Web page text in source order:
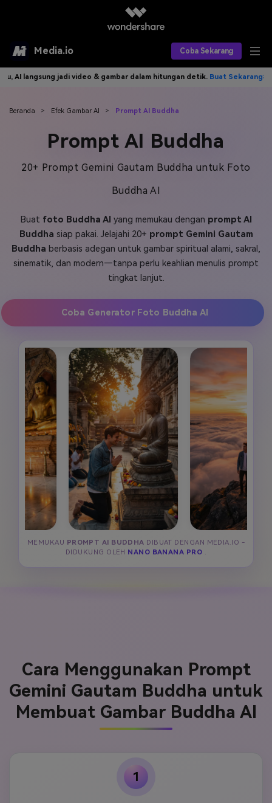
Media.io Coba Sekarang
Alat AI
AI Video
AI Gambar
AI Audio
Produk AI
Asisten Video AI
Editor Video AI
Editor Audio AI
Find More Solutions >>
Efek Video
Sumber Daya
Panduan Pengguna Apa yang Baru
FAQs Hubungi Kami
Postingan Terbaru
Jelajahi Lebih Banyak >>
Veo3 TOP
jadi video & gambar dalam hitungan detik.Buat Sekarang>>
Beranda > Efek Gambar AI > Prompt AI Buddha
Prompt AI Buddha
20+ Prompt Gemini Gautam Buddha untuk Foto
Buddha AI
Buat foto Buddha AI yang memukau dengan prompt AI
Buddha siap pakai. Jelajahi 20+ prompt Gemini Gautam
Buddha berbasis adegan untuk gambar spiritual alami, sakral,
sinematik, dan modern—tanpa perlu keahlian menulis prompt
tingkat lanjut.
Coba Generator Foto Buddha AI
MEMUKAU PROMPT AI BUDDHA DIBUAT DENGAN MEDIA.IO -
DIDUKUNG OLEH
NANO BANANA PRO .
Cara Menggunakan Prompt
Gemini Gautam Buddha untuk
Membuat Gambar Buddha AI
1